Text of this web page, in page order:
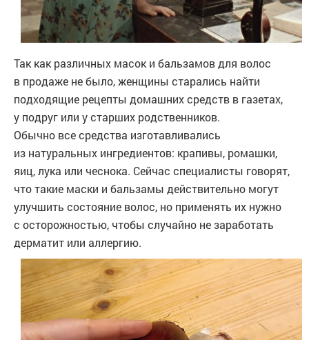
Так как различных масок и бальзамов для волос
в продаже не было, женщины старались найти
подходящие рецепты домашних средств в газетах,
у подруг или у старших родственников.
Обычно все средства изготавливались
из натуральных ингредиентов: крапивы, ромашки,
яиц, лука или чеснока. Сейчас специалисты говорят,
что такие маски и бальзамы действительно могут
улучшить состояние волос, но применять их нужно
с осторожностью, чтобы случайно не заработать
дерматит или аллергию.